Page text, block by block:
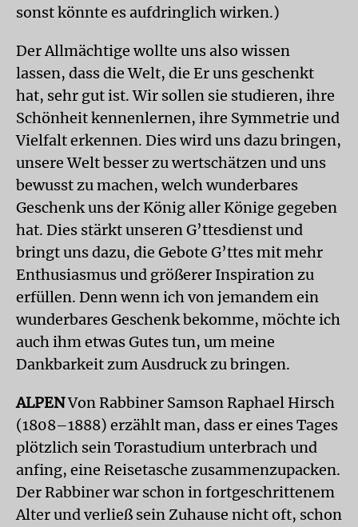
sonst könnte es aufdringlich wirken.)
Der Allmächtige wollte uns also wissen
lassen, dass die Welt, die Er uns geschenkt
hat, sehr gut ist. Wir sollen sie studieren, ihre
Schönheit kennenlernen, ihre Symmetrie und
Vielfalt erkennen. Dies wird uns dazu bringen,
unsere Welt besser zu wertschätzen und uns
bewusst zu machen, welch wunderbares
Geschenk uns der König aller Könige gegeben
hat. Dies stärkt unseren G’ttesdienst und
bringt uns dazu, die Gebote G’ttes mit mehr
Enthusiasmus und größerer Inspiration zu
erfüllen. Denn wenn ich von jemandem ein
wunderbares Geschenk bekomme, möchte ich
auch ihm etwas Gutes tun, um meine
Dankbarkeit zum Ausdruck zu bringen.
ALPENVon Rabbiner Samson Raphael Hirsch
(1808–1888) erzählt man, dass er eines Tages
plötzlich sein Torastudium unterbrach und
anfing, eine Reisetasche zusammenzupacken.
Der Rabbiner war schon in fortgeschrittenem
Alter und verließ sein Zuhause nicht oft, schon